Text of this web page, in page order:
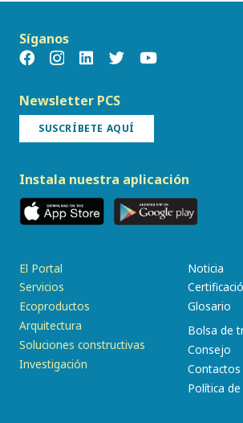
Síganos
Newsletter PCS
SUSCRÍBETE AQUÍ
Instala nuestra aplicación
El Portal
Servicios
Ecoproductos
Arquitectura
Soluciones constructivas
Investigación
Noticia
Glosario
Bolsa de
Consejo
Contactos
Política